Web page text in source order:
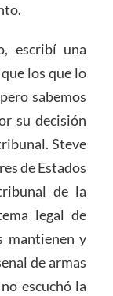
escribí una
los que lo
sabemos
su decisión
Steve
de Estados
de la
legal de
mantienen y
de armas
escuchó la